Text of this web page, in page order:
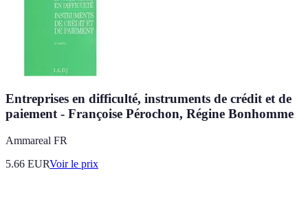
Entreprises en difficulté, instruments de crédit et de
paiement - Françoise Pérochon, Régine Bonhomme
Ammareal FR
5.66 EURVoir le prix